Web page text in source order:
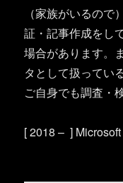
（家族がいるの
証・記事作成をし
場合があります。
タとして扱ってい
ご自身でも調査・
[ 2018 – ]